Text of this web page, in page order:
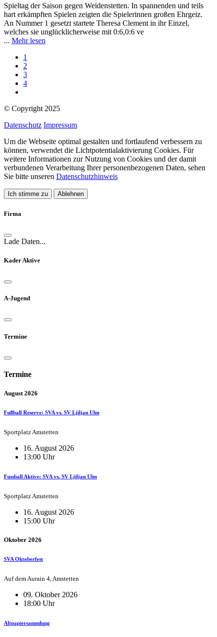
Spieltag der Saison gegen Weidenstetten. In spannenden und teils
hart erkämpften Spielen zeigten die Spielerinnen großen Ehrgeiz.
An Nummer 1 gesetzt startete Theresa Clement in ihr Einzel,
welches sie unglücklicherweise mit 0:6,0:6 ve
... Mehr lesen
1
2
3
4
© Copyright2025
Datenschutz Impressum
Um die Webseite optimal gestalten und fortlaufend verbessern zu
können, verwendet die Lichtpotentialaktivierung Cookies. Für
weitere Informationen zur Nutzung von Cookies und der damit
verbundenen Verarbeitung Ihrer personenbezogenen Daten, sehen
Sie bitte unseren Datenschutzhinweis
Ich stimme zu Ablehnen
Firma
Lade Daten...
Kader Aktive
A-Jugend
Termine
Termine
August 2026
Fußball Reserve: SVA vs. SV Ljiljan Ulm
Sportplatz Amstetten
16. August 2026
13:00 Uhr
Fussball Aktive: SVA vs. SV Ljiljan Ulm
Sportplatz Amstetten
16. August 2026
15:00 Uhr
Oktober 2026
SVA Oktoberfest
Auf dem Aurain 4, Amstetten
09. Oktober 2026
18:00 Uhr
Altpapiersammlung